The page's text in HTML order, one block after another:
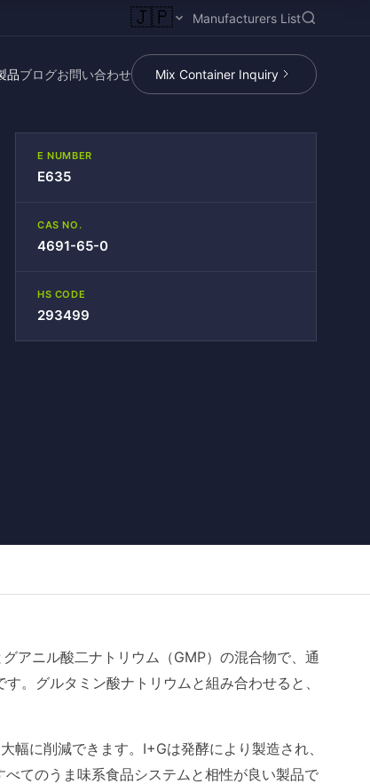
🇯🇵 Manufacturers List
品ブログお問い合わせ Mix Container Inquiry
E NUMBER
E635
CAS NO.
4691-65-0
HS CODE
293499
アニル酸二ナトリウム（GMP）の混合物で、通
。グルタミン酸ナトリウムと組み合わせると、
幅に削減できます。I+Gは発酵により製造され、
てのうま味系食品システムと相性が良い製品で